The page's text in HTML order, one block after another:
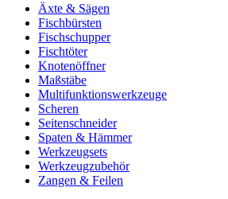
Äxte & Sägen
Fischbürsten
Fischschupper
Fischtöter
Knotenöffner
Maßstäbe
Multifunktionswerkzeuge
Scheren
Seitenschneider
Spaten & Hämmer
Werkzeugsets
Werkzeugzubehör
Zangen & Feilen